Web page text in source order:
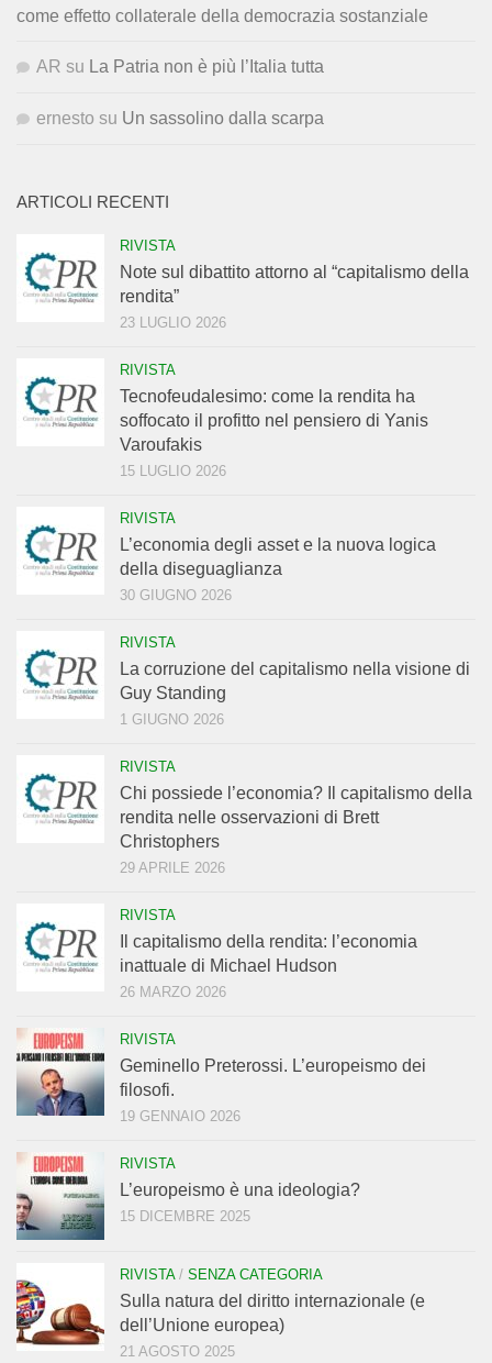
come effetto collaterale della democrazia sostanziale
AR su La Patria non è più l’Italia tutta
ernesto su Un sassolino dalla scarpa
ARTICOLI RECENTI
RIVISTA
Note sul dibattito attorno al “capitalismo della
rendita”
23 LUGLIO 2026
RIVISTA
Tecnofeudalesimo: come la rendita ha
soffocato il profitto nel pensiero di Yanis
Varoufakis
15 LUGLIO 2026
RIVISTA
L’economia degli asset e la nuova logica
della diseguaglianza
30 GIUGNO 2026
RIVISTA
La corruzione del capitalismo nella visione di
Guy Standing
1 GIUGNO 2026
RIVISTA
Chi possiede l’economia? Il capitalismo della
rendita nelle osservazioni di Brett
Christophers
29 APRILE 2026
RIVISTA
Il capitalismo della rendita: l’economia
inattuale di Michael Hudson
26 MARZO 2026
RIVISTA
Geminello Preterossi. L’europeismo dei
filosofi.
19 GENNAIO 2026
RIVISTA
L’europeismo è una ideologia?
15 DICEMBRE 2025
RIVISTA/ SENZA CATEGORIA
Sulla natura del diritto internazionale (e
dell’Unione europea)
21 AGOSTO 2025